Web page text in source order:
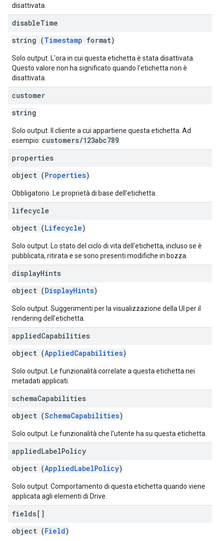
disattivata.
disableTime
string (Timestamp format)
Solo output. L'ora in cui questa etichetta è stata disattivata.
Questo valore non ha significato quando l'etichetta non è
disattivata.
customer
string
Solo output. Il cliente a cui appartiene questa etichetta. Ad
esempio: customers/123abc789
properties
object (Properties)
Obbligatorio. Le proprietà di base dell'etichetta.
lifecycle
object (Lifecycle)
Solo output. Lo stato del ciclo di vita dell'etichetta, incluso se è
pubblicata, ritirata e se sono presenti modifiche in bozza.
displayHints
object (DisplayHints)
Solo output. Suggerimenti per la visualizzazione della UI per il
rendering dell'etichetta.
appliedCapabilities
object (AppliedCapabilities)
Solo output. Le funzionalità correlate a questa etichetta nei
metadati applicati.
schemaCapabilities
object (SchemaCapabilities)
Solo output. Le funzionalità che l'utente ha su questa etichetta.
appliedLabelPolicy
object (AppliedLabelPolicy)
Solo output. Comportamento di questa etichetta quando viene
applicata agli elementi di Drive.
fields[]
object (Field)